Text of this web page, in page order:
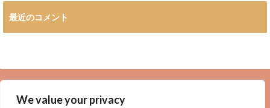
We value your privacy
最近のコメント